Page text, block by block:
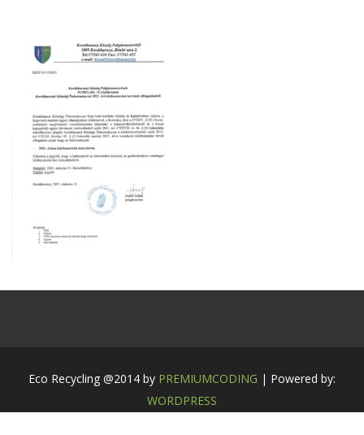
Eco Recycling @2014 by PREMIUMCODING | Powered by:
WORDPRESS